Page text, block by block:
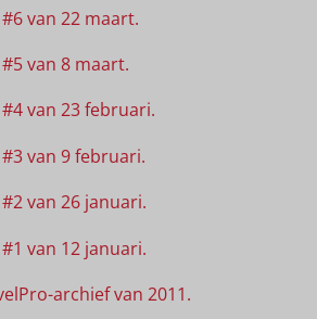
van 22 maart.
van 8 maart.
van 23 februari.
van 9 februari.
van 26 januari.
van 12 januari.
archief van 2011.